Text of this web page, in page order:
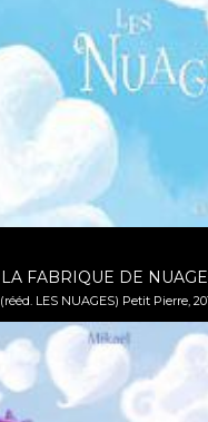
LA FABRIQUE DE
(rééd. LES NUAGES) Petit Pierre,